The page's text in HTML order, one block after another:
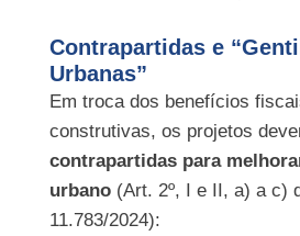
Contrapartidas e
Urbanas”
Em troca dos benefícios
construtivas, os projetos
contrapartidas para
urbano(Art. 2º, I e II, a) a c)
11.783/2024):